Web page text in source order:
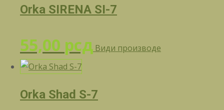
Orka SIRENA SI-7
55,00 рсд Види производе
Orka Shad S-7